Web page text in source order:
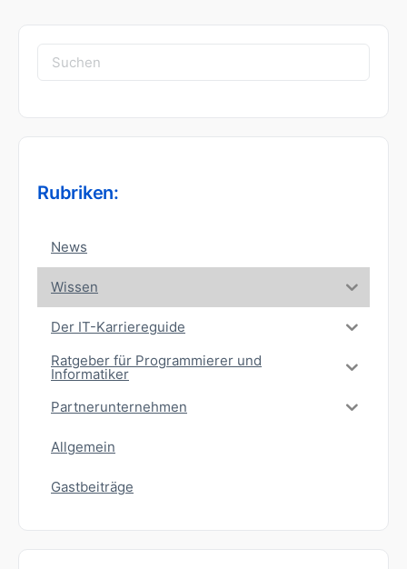
Suchen
nach:
Rubriken:
News
Wissen
Der IT-Karriereguide
Ratgeber für Programmierer und
Informatiker
Partnerunternehmen
Allgemein
Gastbeiträge